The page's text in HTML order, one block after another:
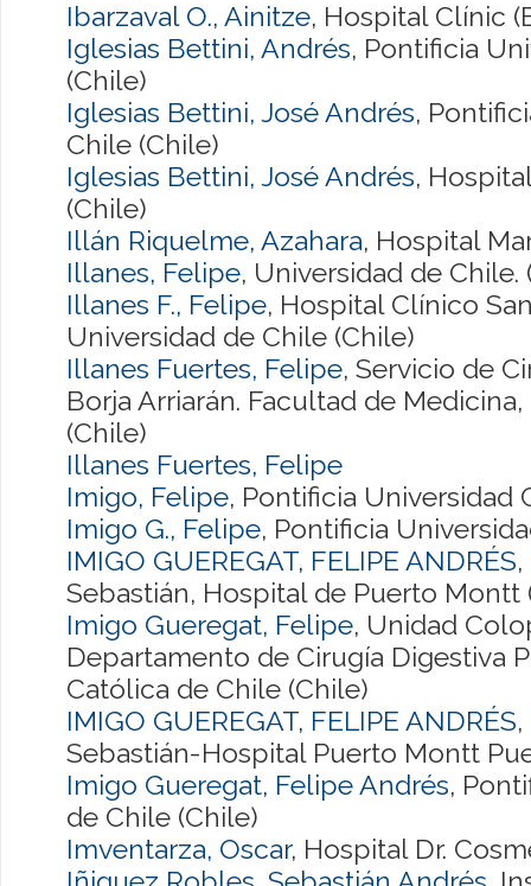
Ibarzaval O., Ainitze, Hospital Clínic
Iglesias Bettini, Andrés, Pontificia
(Chile)
Iglesias Bettini, José Andrés,
Chile (Chile)
Iglesias Bettini, José Andrés,
(Chile)
Illán Riquelme, Azahara, Hospital
Illanes, Felipe, Universidad de Chile.
Illanes F., Felipe, Hospital Clínico
Universidad de Chile (Chile)
Illanes Fuertes, Felipe, Servicio de
Borja Arriarán. Facultad de
(Chile)
Illanes Fuertes, Felipe
Imigo, Felipe, Pontificia Universidad
Imigo G., Felipe, Pontificia
IMIGO GUEREGAT, FELIPE ANDRÉS
Sebastián, Hospital de Puerto Montt
Imigo Gueregat, Felipe, Unidad
Departamento de Cirugía Digestiva
Católica de Chile (Chile)
IMIGO GUEREGAT, FELIPE ANDRÉS
Sebastián-Hospital Puerto Montt
Imigo Gueregat, Felipe Andrés,
de Chile (Chile)
Imventarza, Oscar, Hospital Dr.